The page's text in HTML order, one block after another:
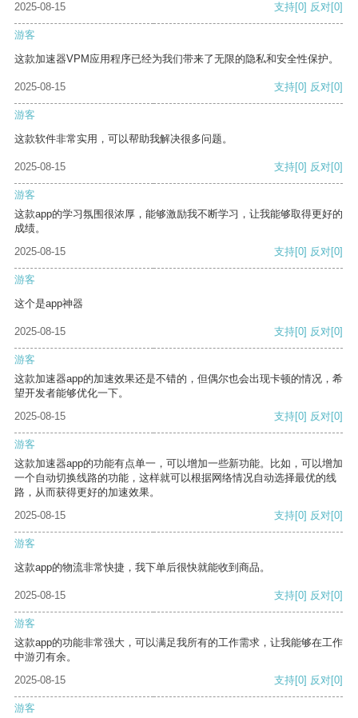
2025-08-15 支持[0] 反对[0]
游客
这款加速器VPM应用程序已经为我们带来了无限的隐私和安全性保护。
2025-08-15 支持[0] 反对[0]
游客
这款软件非常实用，可以帮助我解决很多问题。
2025-08-15 支持[0] 反对[0]
游客
这款app的学习氛围很浓厚，能够激励我不断学习，让我能够取得更好的
成绩。
2025-08-15
支持[0] 反对[0]
游客
这个是app神器
2025-08-15 支持[0] 反对[0]
游客
这款加速器app的加速效果还是不错的，但偶尔也会出现卡顿的情况，希
望开发者能够优化一下。
2025-08-15
支持[0] 反对[0]
游客
这款加速器app的功能有点单一，可以增加一些新功能。比如，可以增加
一个自动切换线路的功能，这样就可以根据网络情况自动选择最优的线
路，从而获得更好的加速效果。
2025-08-15
支持[0] 反对[0]
游客
这款app的物流非常快捷，我下单后很快就能收到商品。
2025-08-15 支持[0] 反对[0]
游客
这款app的功能非常强大，可以满足我所有的工作需求，让我能够在工作
中游刃有余。
2025-08-15
支持[0] 反对[0]
游客